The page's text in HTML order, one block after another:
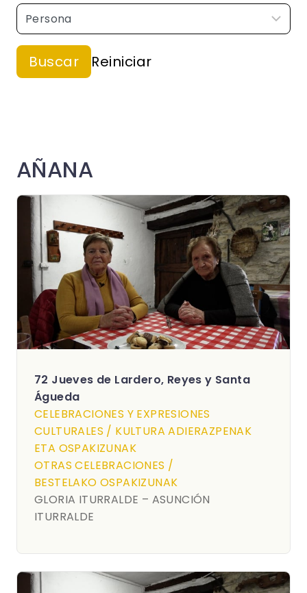
AÑANA
72 Jueves de Lardero, Reyes y Santa
Águeda
CELEBRACIONES Y EXPRESIONES
CULTURALES / KULTURA ADIERAZPENAK
ETA OSPAKIZUNAK
OTRAS CELEBRACIONES /
BESTELAKO OSPAKIZUNAK
GLORIA ITURRALDE – ASUNCIÓN
ITURRALDE